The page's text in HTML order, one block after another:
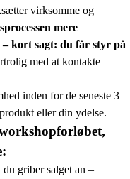
virksomme og
mere
kort sagt: du får styr på
med at kontakte
inden for de seneste 3
eller din ydelse.
griber salget an –